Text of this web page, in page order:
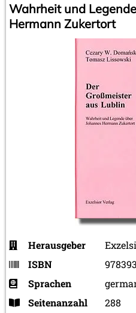
Wahrheit und
Hermann Zukertort
Herausgeber
ISBN
Sprachen
Seitenanzahl
288